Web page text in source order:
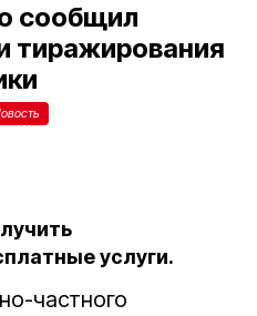
сообщил
тиражирования
услуги.
частного